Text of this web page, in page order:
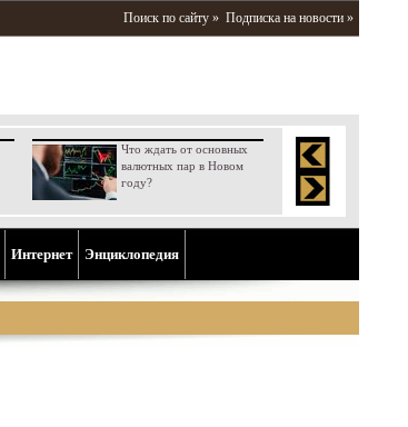
Поиск по сайту » Подписка на новости »
Что ждать от основных
валютных пар в Новом
году?
Интернет Энциклопедия